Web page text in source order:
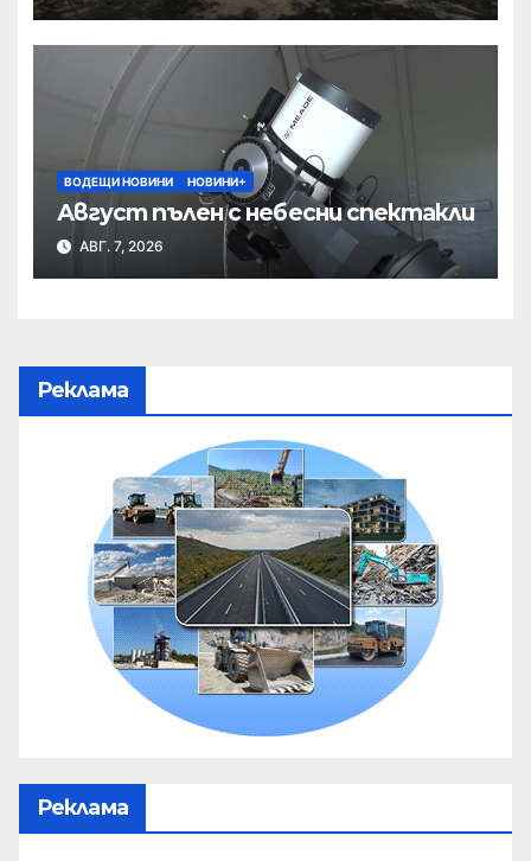
ВОДЕЩИ НОВИНИ НОВИНИ+
Август пълен с небесни спектакли
АВГ. 7, 2026
Реклама
Реклама